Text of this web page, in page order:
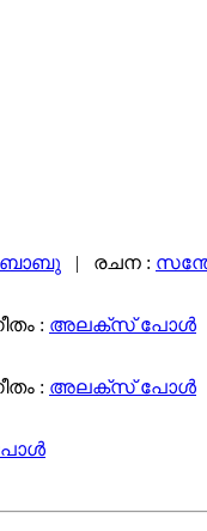
ബാബു | രചന :
: അലക്സ്‌ പോള്‍
: അലക്സ്‌ പോള്‍